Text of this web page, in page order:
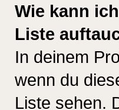
Wie kann
Liste
In deinem
wenn du
Liste sehen.